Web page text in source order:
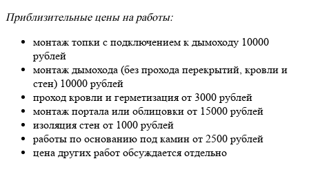
Приблизительные цены на работы:
монтаж топки с подключением к дымоходу 10000
рублей
монтаж дымохода (без прохода перекрытий, кровли и
стен) 10000 рублей
проход кровли и герметизация от 3000 рублей
монтаж портала или облицовки от 15000 рублей
изоляция стен от 1000 рублей
работы по основанию под камин от 2500 рублей
цена других работ обсуждается отдельно